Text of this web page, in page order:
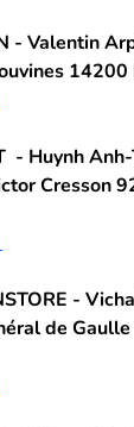
- Valentin
- Huynh
Cresson
-
de